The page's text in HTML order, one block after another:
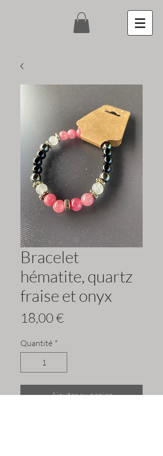
Bracelet
hématite, quartz
fraise et onyx
18,00 €Prix
Quantité *
Ajouter au panier